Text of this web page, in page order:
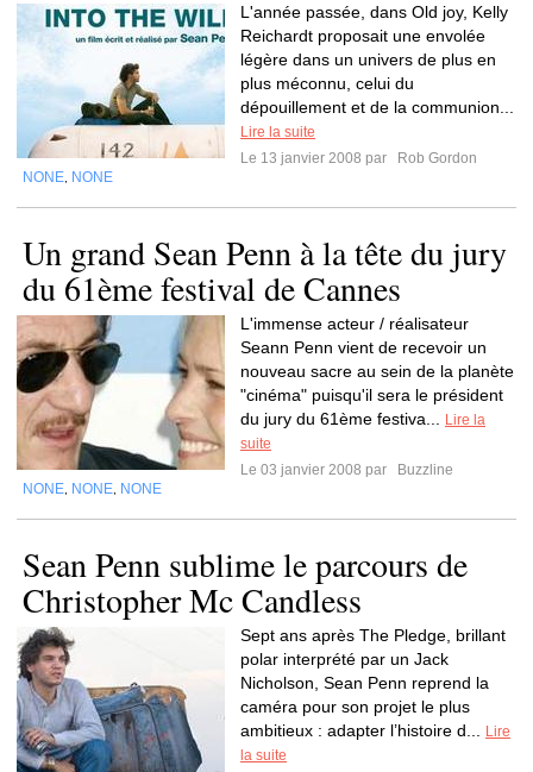
L'année passée, dans Old joy, Kelly
Reichardt proposait une envolée
légère dans un univers de plus en
plus méconnu, celui du
dépouillement et de la communion...
Lire la suite
Le 13 janvier 2008 par
Rob Gordon
NONE NONE
Un grand Sean Penn à la tête du jury
du 61ème festival de Cannes
L'immense acteur / réalisateur
Seann Penn vient de recevoir un
nouveau sacre au sein de la planète
"cinéma" puisqu'il sera le président
du jury du 61ème festiva...
Lire la
suite
Le 03 janvier 2008 par
Buzzline
NONE NONE NONE
Sean Penn sublime le parcours de
Christopher Mc Candless
Sept ans après The Pledge, brillant
polar interprété par un Jack
Nicholson, Sean Penn reprend la
caméra pour son projet le plus
ambitieux : adapter l’histoire d...
Lire
la suite